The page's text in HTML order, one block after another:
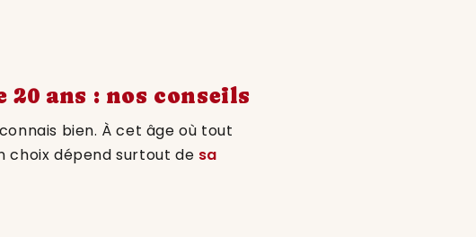
ans : nos conseils
bien. À cet âge où tout
choix dépend surtout de sa